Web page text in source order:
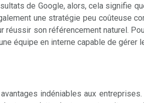
de Google, alors, cela signifie
une stratégie peu coûteuse
son référencement naturel.
équipe en interne capable de gérer
indéniables aux